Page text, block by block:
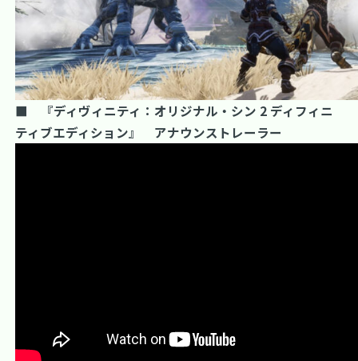
■ 『ディヴィニティ：オリジナル・シン 2 ディフィニ
ティブエディション』 アナウンストレーラー